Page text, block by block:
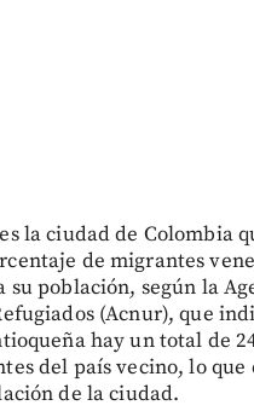
la ciudad de Colombia
de migrantes
su población, según la
(Acnur), que
hay un total de
del país vecino, lo que
de la ciudad.